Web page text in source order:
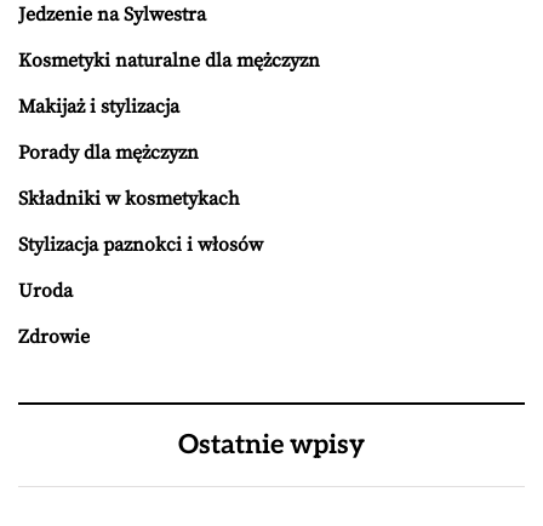
Jedzenie na Sylwestra
Kosmetyki naturalne dla mężczyzn
Makijaż i stylizacja
Porady dla mężczyzn
Składniki w kosmetykach
Stylizacja paznokci i włosów
Uroda
Zdrowie
Ostatnie wpisy